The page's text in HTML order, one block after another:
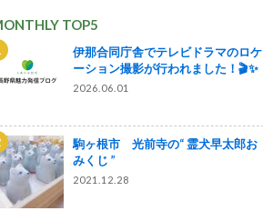
TOP5
伊那合同庁舎でテレビドラマのロケ
ーション撮影が行われました！🎬✨
2026.06.01
駒ヶ根市 光前寺の“ 霊犬早太郎お
みくじ ”
2021.12.28